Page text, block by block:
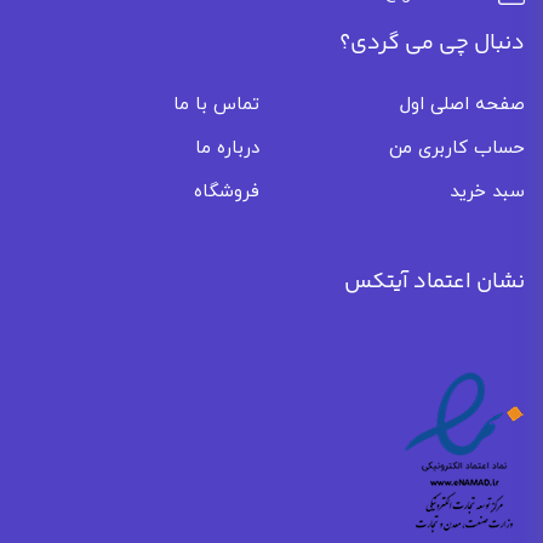
دنبال چی می گردی؟
صفحه اصلی اول
تماس با ما
حساب کاربری من
درباره ما
سبد خرید
فروشگاه
نشان اعتماد آیتکس